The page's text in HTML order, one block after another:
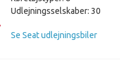
Udlejningsselskaber: 30
Se Seat udlejningsbiler